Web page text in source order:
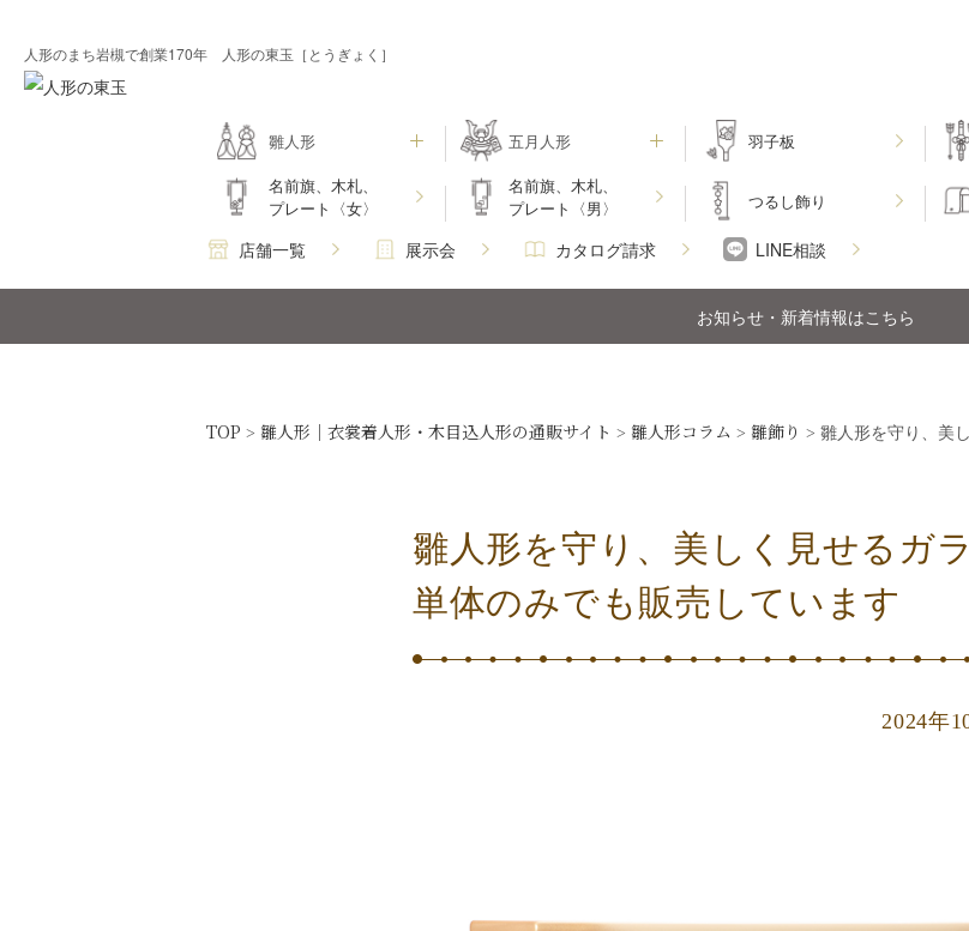
人形のまち岩槻で創業170年 人形の東玉［とうぎょく］
雛人形 五月人形 羽子板
名前旗、木札、
プレート〈女〉
名前旗、木札、
プレート〈男〉
つるし飾り
店舗一覧 展示会 カタログ請求 LINE相談
お知らせ・新着情報はこちら
TOP > 雛人形｜衣裳着人形・木目込人形の通販サイト > 雛人形コラム > 雛飾り > 雛人形を守り、美
雛人形を守り、美しく見せるガ
単体のみでも販売しています
2024年